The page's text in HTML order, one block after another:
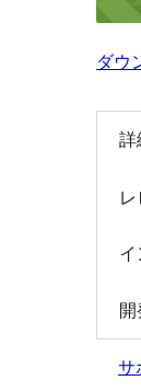
ダウ
詳
開
サ